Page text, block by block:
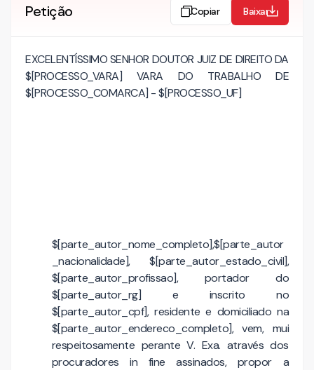
Petição Copiar Baixar
EXCELENTÍSSIMO SENHOR DOUTOR JUIZ DE DIREITO DA
$[PROCESSO_VARA] VARA DO TRABALHO DE
$[PROCESSO_COMARCA] - $[PROCESSO_UF]
$[parte_autor_nome_completo],$[parte_autor
_nacionalidade], $[parte_autor_estado_civil],
$[parte_autor_profissao], portador do
$[parte_autor_rg] e inscrito no
$[parte_autor_cpf], residente e domiciliado na
$[parte_autor_endereco_completo], vem, mui
respeitosamente perante V. Exa. através dos
procuradores in fine assinados, propor a